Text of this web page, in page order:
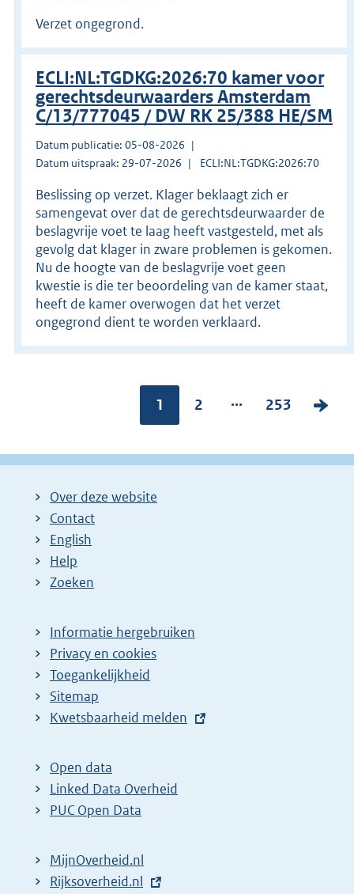
Verzet ongegrond.
ECLI:NL:TGDKG:2026:70 kamer voor
gerechtsdeurwaarders Amsterdam
C/13/777045 / DW RK 25/388 HE/SM
Datum publicatie: 05-08-2026
Datum uitspraak: 29-07-2026
ECLI:NL:TGDKG:2026:70
Beslissing op verzet. Klager beklaagt zich er
samengevat over dat de gerechtsdeurwaarder de
beslagvrije voet te laag heeft vastgesteld, met als
gevolg dat klager in zware problemen is gekomen.
Nu de hoogte van de beslagvrije voet geen
kwestie is die ter beoordeling van de kamer staat,
heeft de kamer overwogen dat het verzet
ongegrond dient te worden verklaard.
Pagina:
1
P
g
2 ...
P
g
253
V
l
Over deze website
Contact
English
Help
Zoeken
Informatie hergebruiken
Privacy en cookies
Toegankelijkheid
Sitemap
E
t
e
r
l
i
Kwetsbaarheid melden
Open data
Linked Data Overheid
PUC Open Data
MijnOverheid.nl
E
Rijksoverheid.nl